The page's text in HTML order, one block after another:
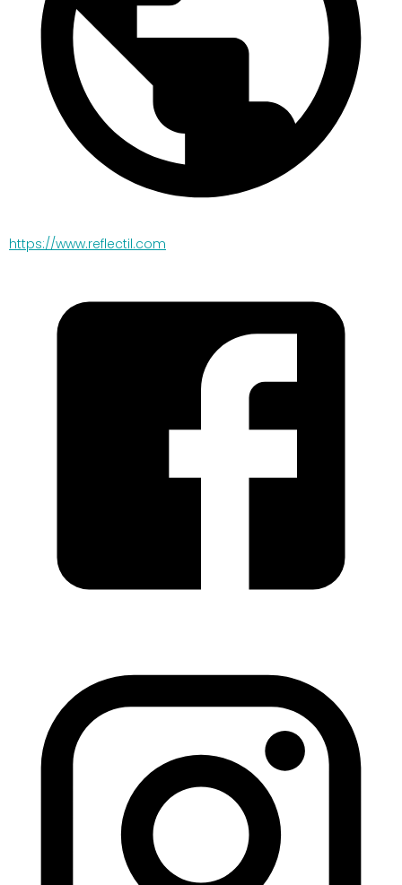
https://www.reflectil.com